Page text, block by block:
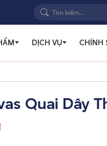
DỊCH VỤ CHÍNH
Quai Dây